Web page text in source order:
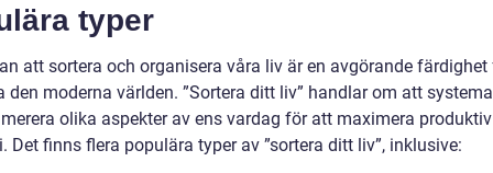
typer
att sortera och organisera våra liv är en avgörande
den moderna världen. ”Sortera ditt liv” handlar om att
olika aspekter av ens vardag för att maximera
Det finns flera populära typer av ”sortera ditt liv”, inklusive: